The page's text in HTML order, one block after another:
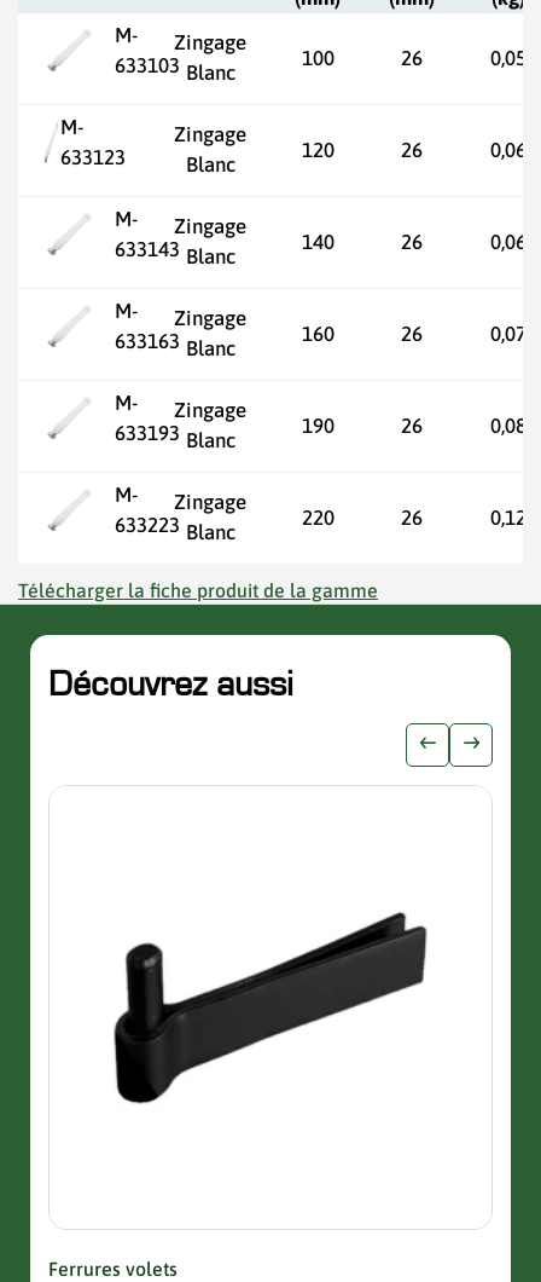
M-
633103
Zingage
Blanc
100 26 0,05
M-
633123
Zingage
Blanc
120 26 0,06
M-
633143
Zingage
Blanc
140 26 0,06
M-
633163
Zingage
Blanc
160 26 0,07
M-
633193
Zingage
Blanc
190 26 0,08
M-
633223
Zingage
Blanc
220 26 0,12
Télécharger la fiche produit de la gamme
Découvrez aussi
Afficher
Ferrures volets